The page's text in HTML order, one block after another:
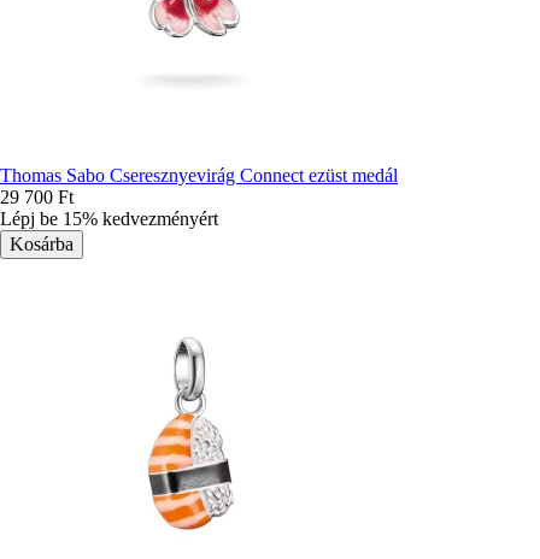
Thomas Sabo Cseresznyevirág Connect ezüst medál
29 700 Ft
Lépj be 15% kedvezményért